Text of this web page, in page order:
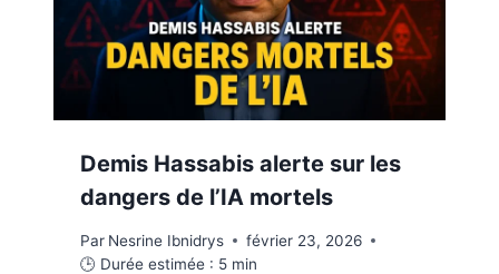
Demis Hassabis alerte sur les
dangers de l’IA mortels
Par Nesrine Ibnidrys
février 23, 2026
🕒 Durée estimée : 5 min